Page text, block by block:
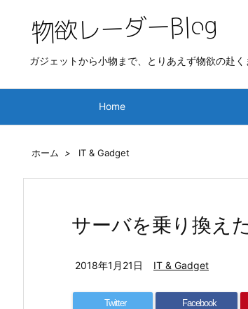
ガジェットから小物まで、とりあえず物欲の赴く
Home
ホーム > IT & Gadget
サーバを乗り換え
2018年1月21日 IT & Gadget
Twitter Facebook